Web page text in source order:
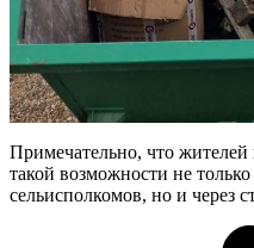
Примечательно, что
такой возможности не только
сельисполкомов, но и через